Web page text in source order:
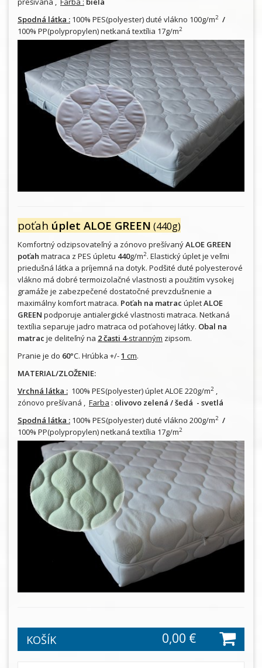
Spodná látka : 100% PES(polyester) duté vlákno 100g/m2 /
100% PP(polypropylen) netkaná textília 17g/m2
poťah úplet ALOE GREEN (440g)
Komfortný odzipsovateľný a zónovo prešívanýALOE GREEN
poťah matraca z PES úpletu 440g/m2. Elastický úplet je veľmi
priedušná látka a príjemná na dotyk. Podšité duté polyesterové
vlákno má dobré termoizolačné vlastnosti a použitím vysokej
gramáže je zabezpečené dostatočné prevzdušnenie a
maximálny komfort matraca. Poťah na matrac úpletALOE
GREEN podporuje antialergické vlastnosti matraca. Netkaná
textília separuje jadro matraca od poťahovej látky. Obal na
matrac je deliteľný na 2 časti 4-stranným zipsom.
Pranie je do 60°C. Hrúbka +/-1 cm.
MATERIAL/ZLOŽENIE:
Vrchná látka : 100% PES(polyester) úplet ALOE 220g/m2 ,
zónovo prešívaná , Farba : olivovo zelená / šedá - svetlá
Spodná látka : 100% PES(polyester) duté vlákno 200g/m2 /
100% PP(polypropylen) netkaná textília 17g/m2
KOŠÍK 0,00 €